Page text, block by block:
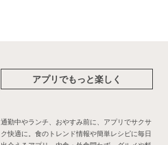
アプリでもっと楽しく
通勤中やランチ、おやすみ前に、アプリでサクサ
ク快適に。食のトレンド情報や簡単レシピに毎日